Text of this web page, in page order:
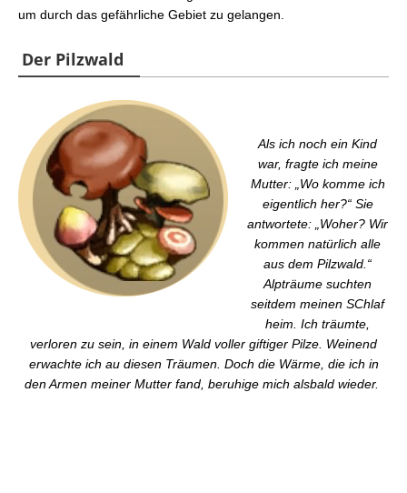
um durch das gefährliche Gebiet zu gelangen.
Der Pilzwald
Als ich noch ein Kind
war, fragte ich meine
Mutter: „Wo komme ich
eigentlich her?“ Sie
antwortete: „Woher? Wir
kommen natürlich alle
aus dem Pilzwald.“
Alpträume suchten
seitdem meinen SChlaf
heim. Ich träumte,
verloren zu sein, in einem Wald voller giftiger Pilze. Weinend
erwachte ich au diesen Träumen. Doch die Wärme, die ich in
den Armen meiner Mutter fand, beruhige mich alsbald wieder.